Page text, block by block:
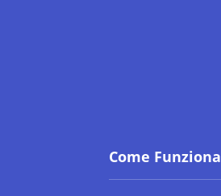
Come Funziona